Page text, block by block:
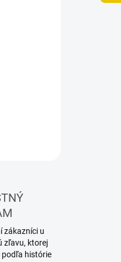
zákazníci u
zľavu, ktorej
podľa histórie